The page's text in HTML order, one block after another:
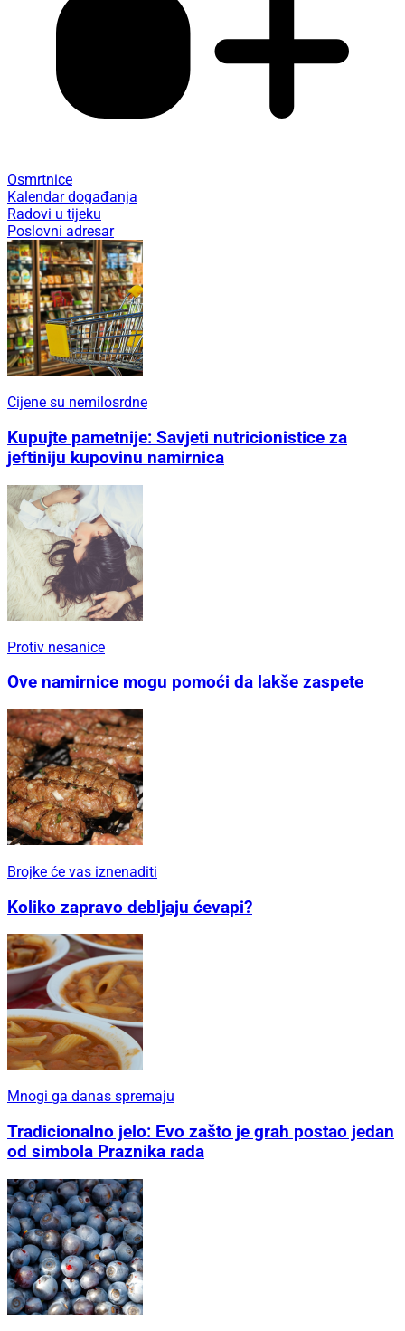
Osmrtnice
Kalendar događanja
Radovi u tijeku
Poslovni adresar
Cijene su nemilosrdne
Kupujte pametnije: Savjeti nutricionistice za
jeftiniju kupovinu namirnica
Protiv nesanice
Ove namirnice mogu pomoći da lakše zaspete
Brojke će vas iznenaditi
Koliko zapravo debljaju ćevapi?
Mnogi ga danas spremaju
Tradicionalno jelo: Evo zašto je grah postao jedan
od simbola Praznika rada